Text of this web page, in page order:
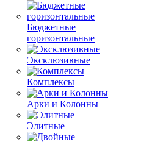
Бюджетные
горизонтальные
Эксклюзивные
Комплексы
Арки и Колонны
Элитные